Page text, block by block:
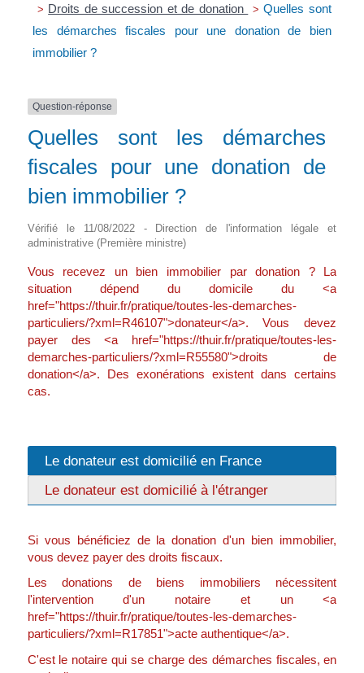
> Droits de succession et de donation > Quelles sont
les démarches fiscales pour une donation de bien
immobilier ?
Question-réponse
Quelles sont les démarches
fiscales pour une donation de
bien immobilier ?
Vérifié le 11/08/2022 - Direction de l'information légale et
administrative (Première ministre)
Vous recevez un bien immobilier par donation ? La
situation dépend du domicile du <a
href="https://thuir.fr/pratique/toutes-les-demarches-
particuliers/?xml=R46107">donateur</a>. Vous devez
payer des <a href="https://thuir.fr/pratique/toutes-les-
demarches-particuliers/?xml=R55580">droits de
donation</a>. Des exonérations existent dans certains
cas.
Le donateur est domicilié en France
Le donateur est domicilié à l'étranger
Si vous bénéficiez de la donation d'un bien immobilier,
vous devez payer des droits fiscaux.
Les donations de biens immobiliers nécessitent
l'intervention d'un notaire et un <a
href="https://thuir.fr/pratique/toutes-les-demarches-
particuliers/?xml=R17851">acte authentique</a>.
C'est le notaire qui se charge des démarches fiscales, en